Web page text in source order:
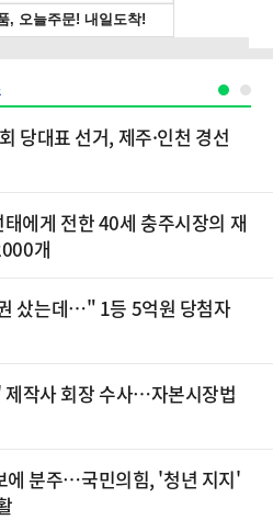
당대표 선거, 제주·인천 경선
에게 전한 40세 충주시장의 재
개
샀는데…" 1등 5억원 당첨자
작사 회장 수사…자본시장법
분주…국민의힘, '청년 지지'